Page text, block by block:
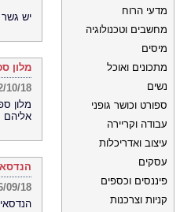
יש
מלון
10/18
מלון
אליהם
09/18
מדעי הרוח
מחשבים וטכנולוגיה
מיסים
מתכונים ואוכל
נשים
ספורט וכושר גופני
עבודה וקריירה
עיצוב ואדריכלות
עסקים
פיננסים וכספים
קניות וצרכנות